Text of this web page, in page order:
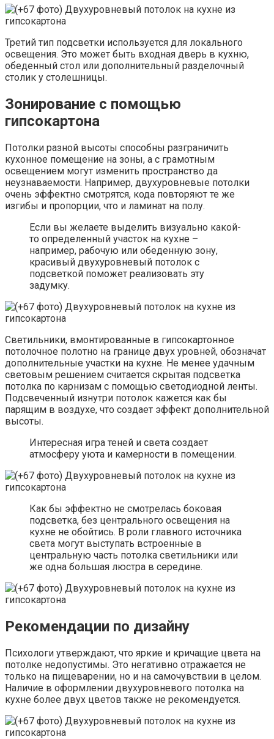
Третий тип подсветки используется для локального
освещения. Это может быть входная дверь в кухню,
обеденный стол или дополнительный разделочный
столик у столешницы.
Зонирование с помощью
гипсокартона
Потолки разной высоты способны разграничить
кухонное помещение на зоны, а с грамотным
освещением могут изменить пространство да
неузнаваемости. Например, двухуровневые потолки
очень эффектно смотрятся, кода повторяют те же
изгибы и пропорции, что и ламинат на полу.
Если вы желаете выделить визуально какой-
то определенный участок на кухне –
например, рабочую или обеденную зону,
красивый двухуровневый потолок с
подсветкой поможет реализовать эту
задумку.
Светильники, вмонтированные в гипсокартонное
потолочное полотно на границе двух уровней, обозначат
дополнительные участки на кухне. Не менее удачным
световым решением считается скрытая подсветка
потолка по карнизам с помощью светодиодной ленты.
Подсвеченный изнутри потолок кажется как бы
парящим в воздухе, что создает эффект дополнительной
высоты.
Интересная игра теней и света создает
атмосферу уюта и камерности в помещении.
Как бы эффектно не смотрелась боковая
подсветка, без центрального освещения на
кухне не обойтись. В роли главного источника
света могут выступать встроенные в
центральную часть потолка светильники или
же одна большая люстра в середине.
Рекомендации по дизайну
Психологи утверждают, что яркие и кричащие цвета на
потолке недопустимы. Это негативно отражается не
только на пищеварении, но и на самочувствии в целом.
Наличие в оформлении двухуровневого потолка на
кухне более двух цветов также не рекомендуется.